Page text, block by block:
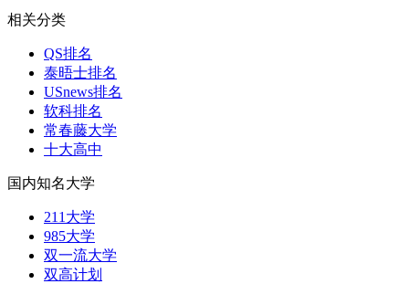
相关分类
QS排名
泰晤士排名
USnews排名
软科排名
常春藤大学
十大高中
国内知名大学
211大学
985大学
双一流大学
双高计划